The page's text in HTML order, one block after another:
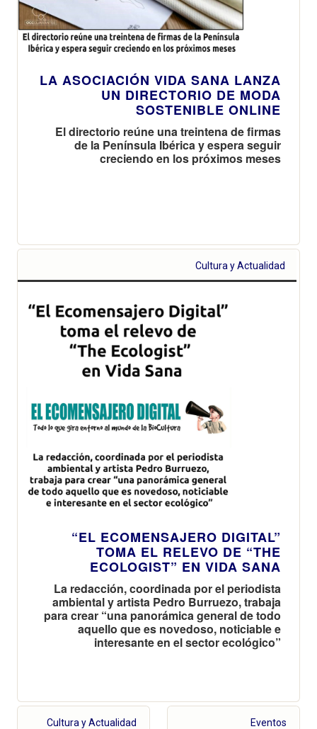
LA ASOCIACIÓN VIDA SANA LANZA
UN DIRECTORIO DE MODA
SOSTENIBLE ONLINE
El directorio reúne una treintena de firmas
de la Península Ibérica y espera seguir
creciendo en los próximos meses
Cultura y Actualidad
“EL ECOMENSAJERO DIGITAL”
TOMA EL RELEVO DE “THE
ECOLOGIST” EN VIDA SANA
La redacción, coordinada por el periodista
ambiental y artista Pedro Burruezo, trabaja
para crear “una panorámica general de todo
aquello que es novedoso, noticiable e
interesante en el sector ecológico”
Cultura y Actualidad Eventos